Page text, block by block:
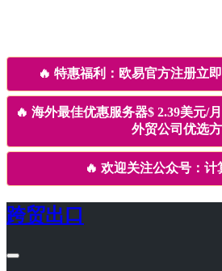
🔥 特惠福利：欧易官方注册立
🔥 海外最佳优惠服务器$ 2.39美元/
外贸公司优选方
🔥 欢迎关注公众号：计
跨贸出口